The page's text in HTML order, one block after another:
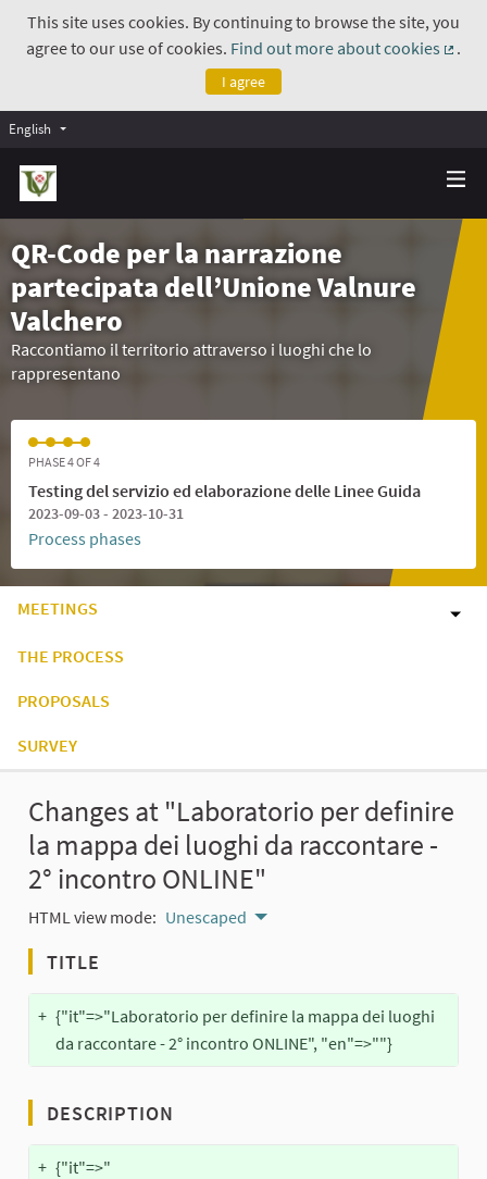
This site uses cookies. By continuing to browse the site, you
agree to our use of cookies. Find out more about cookies
.
I agree
English
QR-Code per la narrazione
partecipata dell’Unione Valnure
Valchero
Raccontiamo il territorio attraverso i luoghi che lo
rappresentano
PHASE 4 OF 4
Testing del servizio ed elaborazione delle Linee Guida
2023-09-03 - 2023-10-31
Process phases
MEETINGS
THE PROCESS
PROPOSALS
SURVEY
Changes at "Laboratorio per definire
la mappa dei luoghi da raccontare -
2° incontro ONLINE"
HTML view mode: Unescaped
TITLE
+ {"it"=>"Laboratorio per definire la mappa dei luoghi
da raccontare - 2° incontro ONLINE", "en"=>""}
DESCRIPTION
+ {"it"=>"